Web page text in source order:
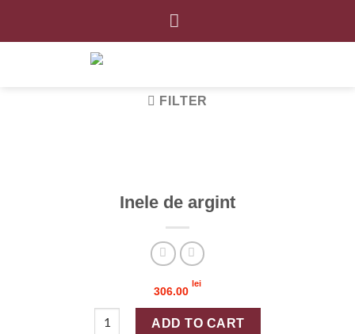
FILTER
Inele de argint
306.00
lei
Inele de argint quantity
ADD TO CART